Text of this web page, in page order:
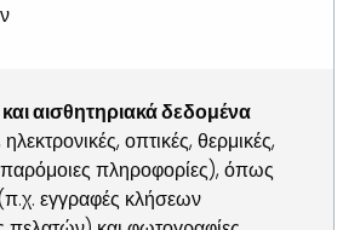
αισθητηριακά δεδομένα
οπτικές, θερμικές,
πληροφορίες), όπως
εγγραφές κλήσεων